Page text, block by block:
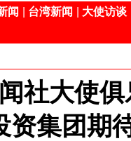
闻 台湾新闻 大使访谈
社大使
资集团期